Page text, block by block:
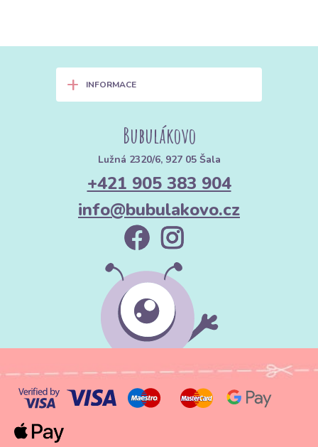
+ INFORMACE
Bubulákovo
Lužná 2320/6, 927 05 Šala
+421 905 383 904
info@bubulakovo.cz